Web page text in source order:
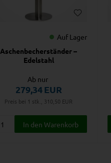
Auf Lager
Aschenbecherständer –
Edelstahl
Ab nur
279,34EUR
Preis bei 1 stk., 310,50 EUR